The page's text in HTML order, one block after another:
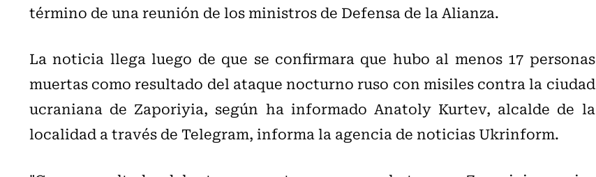
término de una reunión de los ministros de Defensa de la Alianza.
La noticia llega luego de que se confirmara que hubo al menos 17 personas
muertas como resultado del ataque nocturno ruso con misiles contra la ciudad
ucraniana de Zaporiyia, según ha informado Anatoly Kurtev, alcalde de la
localidad a través de Telegram, informa la agencia de noticias Ukrinform.